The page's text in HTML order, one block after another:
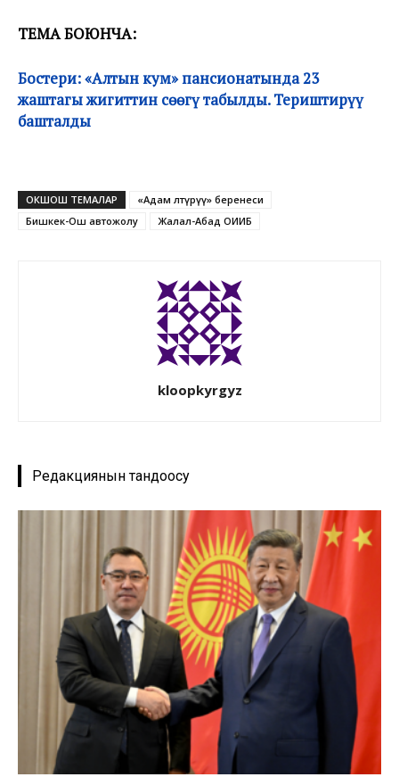
ТЕМА БОЮНЧА:
Бостери: «Алтын кум» пансионатында 23
жаштагы жигиттин сөөгү табылды. Териштирүү
башталды
ОКШОШ ТЕМАЛАР
«Адам өлтүрүү» беренеси
Бишкек-Ош автожолу
Жалал-Абад ОИИБ
kloopkyrgyz
Редакциянын тандоосу